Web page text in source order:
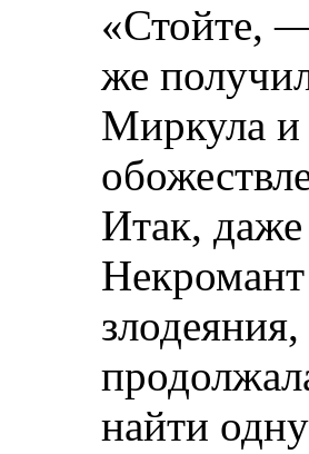
«Стойте,
же
Миркула и
Итак,
найти